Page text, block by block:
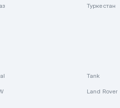
Туркестан
Tank
Land Rover